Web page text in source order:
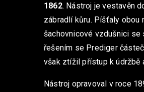
1862. Nástroj je vestavěn
zábradlí kůru. Píšťaly obou
šachovnicové vzdušnici se
řešením se Prediger
však ztížil přístup k údržbě
Nástroj opravoval v roce